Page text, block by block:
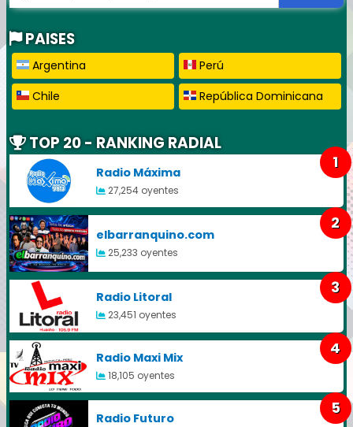
PAISES
Argentina
Perú
Chile
República Dominicana
TOP 20 - RANKING RADIAL
Radio Máxima
27,254 oyentes
1
elbarranquino.com
25,233 oyentes
2
Radio Litoral
23,451 oyentes
3
Radio Maxi Mix
18,105 oyentes
4
Radio Futuro
5